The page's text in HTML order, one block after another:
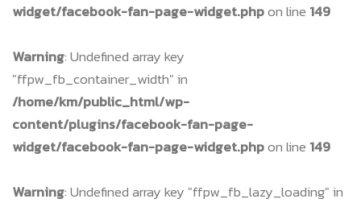
widget/facebook-fan-page-widget.phpon line 149
Warning: Undefined array key
"ffpw_fb_container_width" in
/home/km/public_html/wp-
content/plugins/facebook-fan-page-
widget/facebook-fan-page-widget.phpon line 149
Warning: Undefined array key "ffpw_fb_lazy_loading" in